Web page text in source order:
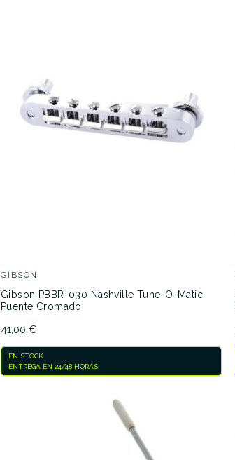
GIBSON
Gibson PBBR-030 Nashville Tune-O-Matic
Puente Cromado
41,00 €
EN STOCK
ENTREGA EN 24/48 HORAS